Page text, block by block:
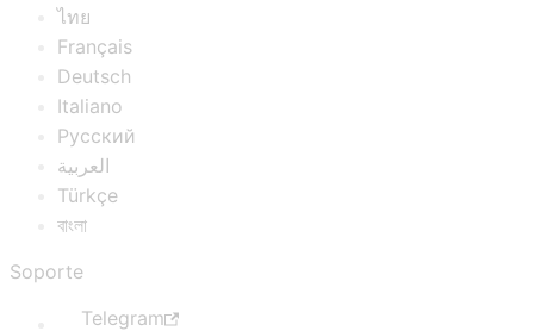
ไทย
Français
Deutsch
Italiano
Русский
العربية
Türkçe
বাংলা
Soporte
Telegram